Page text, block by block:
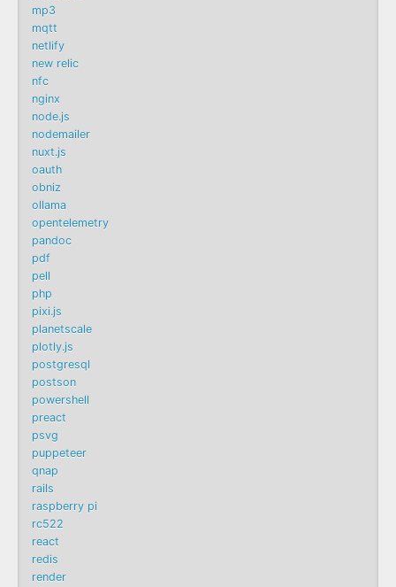
mp3
mqtt
netlify
new relic
nfc
nginx
node.js
nodemailer
nuxt.js
oauth
obniz
ollama
opentelemetry
pandoc
pdf
pell
php
pixi.js
planetscale
plotly.js
postgresql
postson
powershell
preact
psvg
puppeteer
qnap
rails
raspberry pi
rc522
react
redis
render